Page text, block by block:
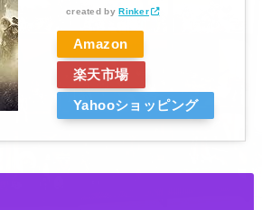
created byRinker
Amazon
楽天市場
Yahooショッピング